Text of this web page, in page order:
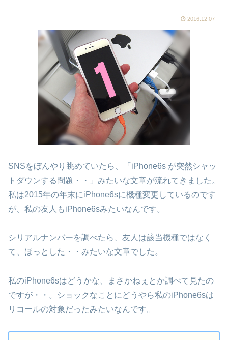
2016.12.07
SNSをぼんやり眺めていたら、「iPhone6s が突然シャッ
トダウンする問題・・」みたいな文章が流れてきました。
私は2015年の年末にiPhone6sに機種変更しているのです
が、私の友人もiPhone6sみたいなんです。
シリアルナンバーを調べたら、友人は該当機種ではなく
て、ほっとした・・みたいな文章でした。
私のiPhone6sはどうかな、まさかねぇとか調べて見たの
ですが・・。ショックなことにどうやら私のiPhone6sは
リコールの対象だったみたいなんです。